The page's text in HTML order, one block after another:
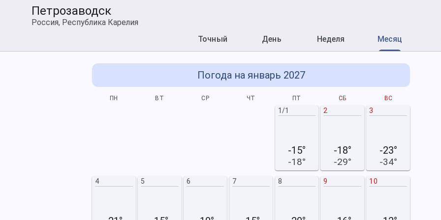
Петрозаводск
Россия, Республика Карелия
Точный
День Неделя Месяц
Погода на январь 2027
ПН ВТ СР ЧТ ПТ СБ ВС
1/1
-15°
-18°
2
-18°
-29°
3
-23°
-34°
4 5 6 7 8 9 10